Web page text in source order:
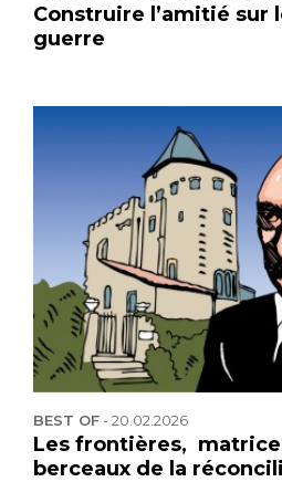
Construire l’amitié sur
guerre
BEST OF-20.02.2026
Les frontières,
berceaux de la